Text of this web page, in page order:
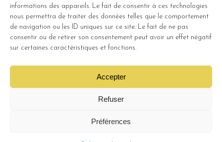
informations des appareils. Le fait de consentir à ces technologies
nous permettra de traiter des données telles que le comportement
de navigation ou les ID uniques sur ce site. Le fait de ne pas
consentir ou de retirer son consentement peut avoir un effet négatif
sur certaines caractéristiques et fonctions.
Accepter
Refuser
Préférences
Métairie de Terrefort restaurant et
chambres d’hôtes, 10 route de
Légales